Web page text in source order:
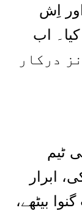
اِش
اب
کو جیت کےلیے 319 رنز درکار
ٹیم
ابرار
بیٹھے،